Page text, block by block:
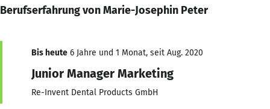
Berufserfahrung von Marie-Josephin Peter
Bis heute 6 Jahre und 1 Monat, seit Aug. 2020
Junior Manager Marketing
Re-Invent Dental Products GmbH